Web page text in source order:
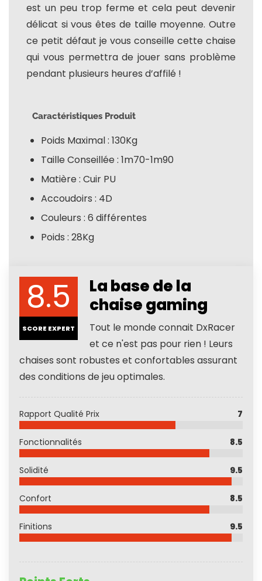
est un peu trop ferme et cela peut devenir
délicat si vous êtes de taille moyenne. Outre
ce petit défaut je vous conseille cette chaise
qui vous permettra de jouer sans problème
pendant plusieurs heures d’affilé !
Caractéristiques Produit
Poids Maximal : 130Kg
Taille Conseillée : 1m70-1m90
Matière : Cuir PU
Accoudoirs : 4D
Couleurs : 6 différentes
Poids : 28Kg
8.5
SCORE EXPERT
La base de la
chaise gaming
Tout le monde connait DxRacer
et ce n'est pas pour rien ! Leurs
chaises sont robustes et confortables assurant
des conditions de jeu optimales.
Rapport Qualité Prix 7
Fonctionnalités 8.5
Solidité 9.5
Confort 8.5
Finitions 9.5